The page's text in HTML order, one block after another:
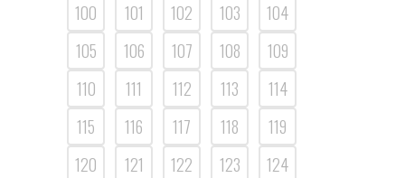
100
101 102 103
104
105
106 107 108
109
110
111 112 113
114
115
116 117 118
119
120
121 122 123
124